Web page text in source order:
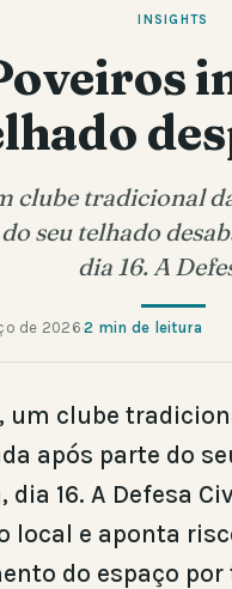
INSIGHTS
clube tradicional
seu telhado
dia 16. A
de 2026·2 min de leitura
um clube
após parte do
dia 16. A Defesa
local e aponta
do espaço